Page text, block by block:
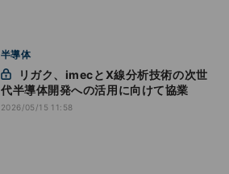
半導体
代半導体開発への活用に向けて協業
2026/05/15 11:58